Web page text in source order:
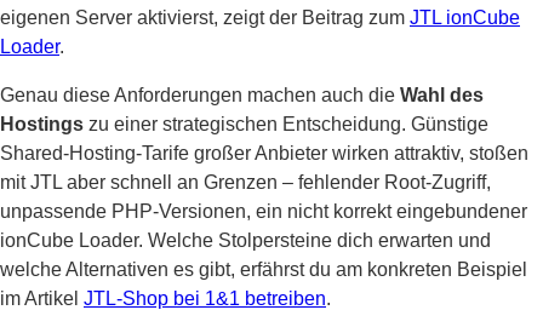
eigenen Server aktivierst, zeigt der Beitrag zum JTL ionCube
Loader.
Genau diese Anforderungen machen auch die Wahl des
Hostings zu einer strategischen Entscheidung. Günstige
Shared-Hosting-Tarife großer Anbieter wirken attraktiv, stoßen
mit JTL aber schnell an Grenzen – fehlender Root-Zugriff,
unpassende PHP-Versionen, ein nicht korrekt eingebundener
ionCube Loader. Welche Stolpersteine dich erwarten und
welche Alternativen es gibt, erfährst du am konkreten Beispiel
im Artikel JTL-Shop bei 1&1 betreiben.